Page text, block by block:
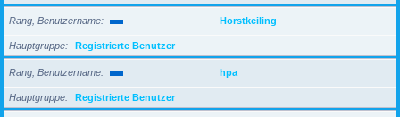
Rang, Benutzername Horstkeiling
Hauptgruppe Registrierte Benutzer
Rang, Benutzername hpa
Hauptgruppe Registrierte Benutzer